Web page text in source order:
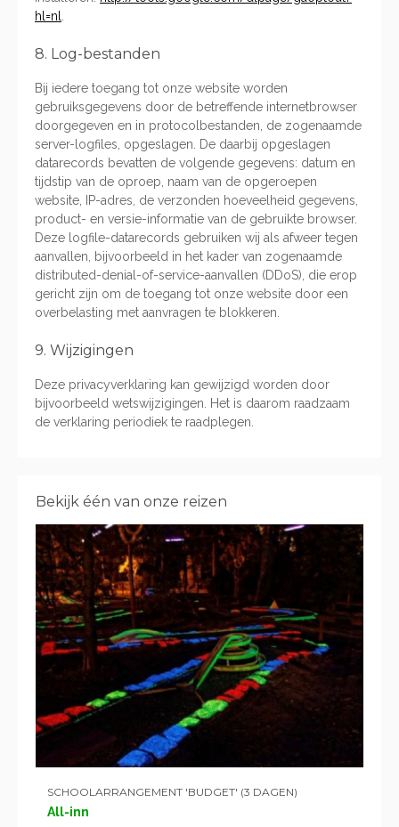
hl=nl
8. Log-bestanden
Bij iedere toegang tot onze website worden
gebruiksgegevens door de betreffende internetbrowser
doorgegeven en in protocolbestanden, de zogenaamde
server-logfiles, opgeslagen. De daarbij opgeslagen
datarecords bevatten de volgende gegevens: datum en
tijdstip van de oproep, naam van de opgeroepen
website, IP-adres, de verzonden hoeveelheid gegevens,
product- en versie-informatie van de gebruikte browser.
Deze logfile-datarecords gebruiken wij als afweer tegen
aanvallen, bijvoorbeeld in het kader van zogenaamde
distributed-denial-of-service-aanvallen (DDoS), die erop
gericht zijn om de toegang tot onze website door een
overbelasting met aanvragen te blokkeren.
9. Wijzigingen
Deze privacyverklaring kan gewijzigd worden door
bijvoorbeeld wetswijzigingen. Het is daarom raadzaam
de verklaring periodiek te raadplegen.
Bekijk één van onze reizen
SCHOOLARRANGEMENT 'BUDGET' (3 DAGEN)
All-inn